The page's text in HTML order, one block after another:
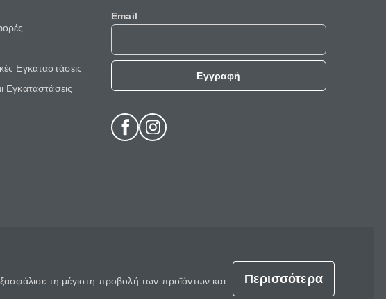
Εγκαταστάσεις
Εγκαταστάσεις
Email
Εγγραφή
τη μέγιστη προβολή των προϊόντων και
Περισσότερα